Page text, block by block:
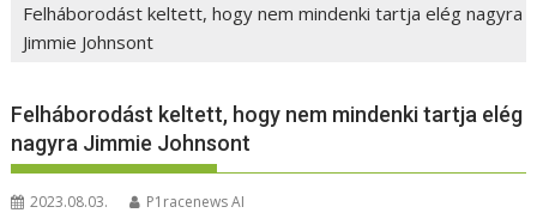
Felháborodást keltett, hogy nem mindenki tartja elég nagyra
Jimmie Johnsont
Felháborodást keltett, hogy nem mindenki tartja elég
nagyra Jimmie Johnsont
2023.08.03. P1racenews AI